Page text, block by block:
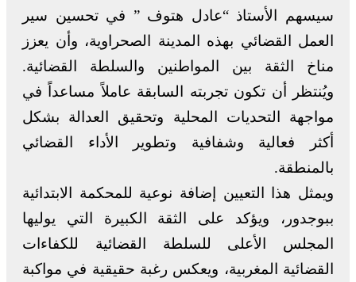
سيسهم الأستاذ “عادل هتوف ” في تحسين سير
العمل القضائي بهذه المدينة الصحراوية، وأن يعزز
مناخ الثقة بين المواطنين والسلطة القضائية.
ويُنتظر أن تكون تجربته السابقة عاملاً مساعداً في
مواجهة التحديات المحلية وتحقيق العدالة بشكل
أكثر فعالية وشفافية وتطوير الأداء القضائي
بالمنطقة.
ويمثل هذا التعيين إضافة نوعية للمحكمة الابتدائية
ببوجدور، ويؤكد على الثقة الكبيرة التي يوليها
المجلس الأعلى للسلطة القضائية للكفاءات
القضائية المغربية، ويعكس رغبة حقيقية في مواكبة